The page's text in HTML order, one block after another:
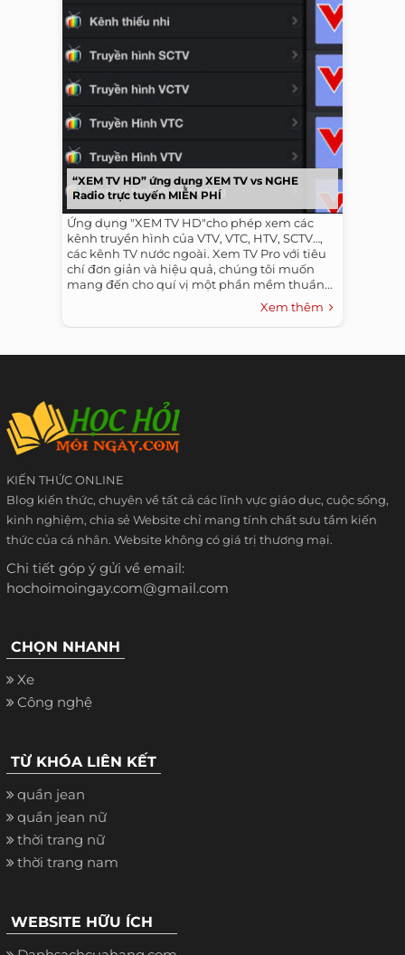
“XEM TV HD” ứng dụng XEM TV vs NGHE
Radio trực tuyến MIỄN PHÍ
Ứng dụng "XEM TV HD"cho phép xem các
kênh truyền hình của VTV, VTC, HTV, SCTV…,
các kênh TV nước ngoài. Xem TV Pro với tiêu
chí đơn giản và hiệu quả, chúng tôi muốn
mang đến cho quí vị một phần mềm thuần...
Xem thêm
KIẾN THỨC ONLINE
Blog kiến thức, chuyên về tất cả các lĩnh vực giáo dục, cuộc sống,
kinh nghiệm, chia sẻ Website chỉ mang tính chất sưu tầm kiến
thức của cá nhân. Website không có giá trị thương mại.
Chi tiết góp ý gửi về email:
hochoimoingay.com@gmail.com
CHỌN NHANH
Xe
Công nghệ
TỪ KHÓA LIÊN KẾT
quần jean
quần jean nữ
thời trang nữ
thời trang nam
WEBSITE HỮU ÍCH